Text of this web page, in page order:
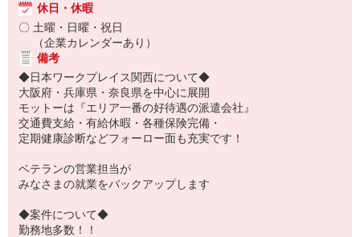
休日・休暇
〇 土曜・日曜・祝日
（企業カレンダーあり）
備考
◆日本ワークプレイス関西について◆
大阪府・兵庫県・奈良県を中心に展開
モットーは『エリア一番の好待遇の派遣会社』
交通費支給・有給休暇・各種保険完備・
定期健康診断などフォーロー面も充実です！
ベテランの営業担当が
みなさまの就業をバックアップします
◆案件について◆
勤務地多数！！